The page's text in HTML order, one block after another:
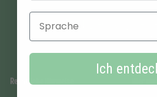
Rechtliche Hinweise
Sprache
Ich